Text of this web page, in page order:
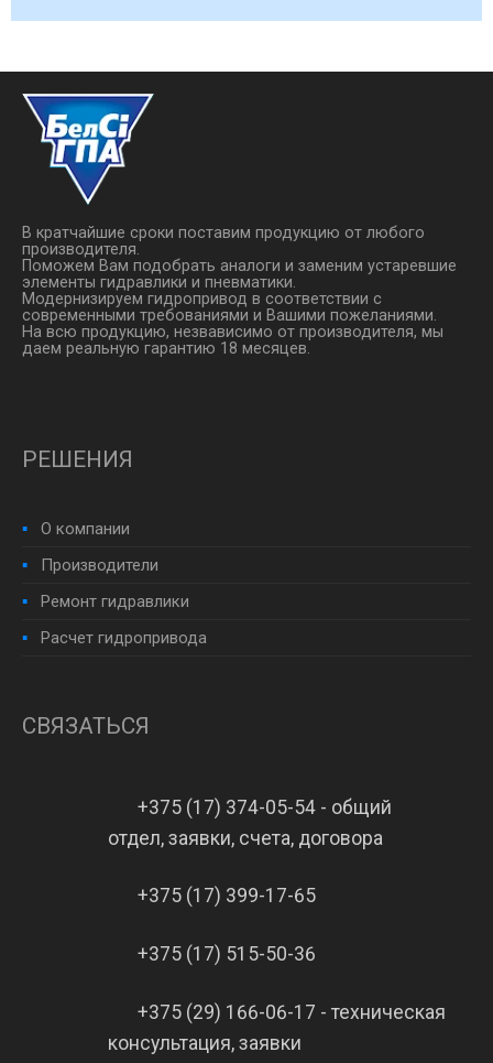
В кратчайшие сроки поставим продукцию от любого
производителя.
Поможем Вам подобрать аналоги и заменим устаревшие
элементы гидравлики и пневматики.
Модернизируем гидропривод в соответствии с
современными требованиями и Вашими пожеланиями.
На всю продукцию, незвависимо от производителя, мы
даем реальную гарантию 18 месяцев.
РЕШЕНИЯ
О компании
Производители
Ремонт гидравлики
Расчет гидропривода
СВЯЗАТЬСЯ
+375 (17) 374-05-54 - общий
отдел, заявки, счета, договора
+375 (17) 399-17-65
+375 (17) 515-50-36
+375 (29) 166-06-17 - техническая
консультация, заявки